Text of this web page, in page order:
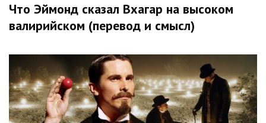
Что Эймонд сказал Вхагар на высоком
валирийском (перевод и смысл)